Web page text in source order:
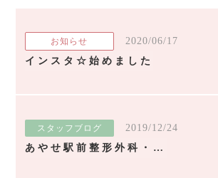
お知らせ
2020/06/17
インスタ☆始めました
スタッフブログ
2019/12/24
あやせ駅前整形外科・内科のクリスマス！